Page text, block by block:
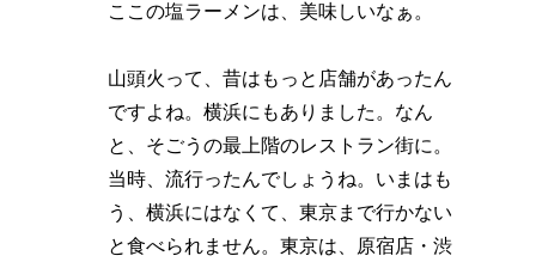
ここの塩ラーメンは、美味しいなぁ。
山頭火って、昔はもっと店舗があったん
ですよね。横浜にもありました。なん
と、そごうの最上階のレストラン街に。
当時、流行ったんでしょうね。いまはも
う、横浜にはなくて、東京まで行かない
と食べられません。東京は、原宿店・渋